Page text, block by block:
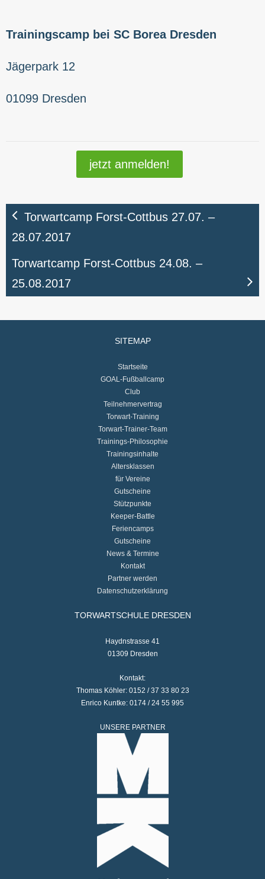
Trainingscamp bei SC Borea Dresden
Jägerpark 12
01099 Dresden
jetzt anmelden!
Torwartcamp Forst-Cottbus 27.07. –
28.07.2017
Torwartcamp Forst-Cottbus 24.08. –
25.08.2017
SITEMAP
Startseite
GOAL-Fußballcamp
Club
Teilnehmervertrag
Torwart-Training
Torwart-Trainer-Team
Trainings-Philosophie
Trainingsinhalte
Altersklassen
für Vereine
Gutscheine
Stützpunkte
Keeper-Battle
Feriencamps
Gutscheine
News & Termine
Kontakt
Partner werden
Datenschutzerklärung
TORWARTSCHULE DRESDEN
Haydnstrasse 41
01309 Dresden
Kontakt:
Thomas Köhler: 0152 / 37 33 80 23
Enrico Kuntke: 0174 / 24 55 995
UNSERE PARTNER